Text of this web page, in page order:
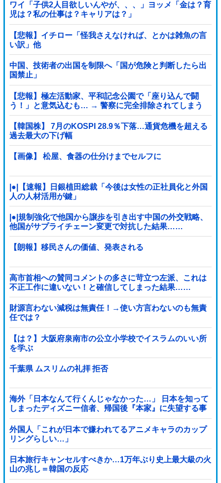
ワイ「子供2人目欲しいんやが、、、」ヨッメ「金は？育
児は？私の仕事は？キャリアは？」
【悲報】イチロー「怪我さえなければ、とかは雑魚の言
い訳」他
中国、技術者の出国を制限へ「国が危険と判断したら出
国禁止」
【悲報】極左活動家、平和記念公園で「座り込んで闘
う！」と意気込むも… → 警察に完全排除されてしまう
………
【韓国株】 7月のKOSPI 28.9％下落…通貨危機を超える
過去最大の下げ幅
【画像】 松屋、食器の仕分けまでセルフに
|●|【速報】日銀植田総裁「今後は女性の正社員化と外国
人の人材活用が鍵」
|●|規制強化で他国から譲歩を引き出す中国の外交戦略、
他国がサプライチェーン変更で対抗した結果……
【朗報】移民さんの価値、発表される
高市首相への賛同コメントの多さに苛立つ左派、これは
不正工作に違いない！と確信してしまった結果……
財源言わない減税は無責任！→使い方言わないのも無責
任では？
【は？】大阪府泉南市の公立小学校でイスラムのいい所
を学ぶ
千葉県 ムスリムの礼拝 拒否
海外「日本なんて行くんじゃなかった…」 日本を知って
しまったディズニー信者、帰国後『本家』に失望する事
態に
外国人「これが日本で嫌われてるアニメキャラのカップ
リングらしい…」
日本旅行キャンセルすべきか…1万年ぶり史上最大級の火
山の兆し＝韓国の反応